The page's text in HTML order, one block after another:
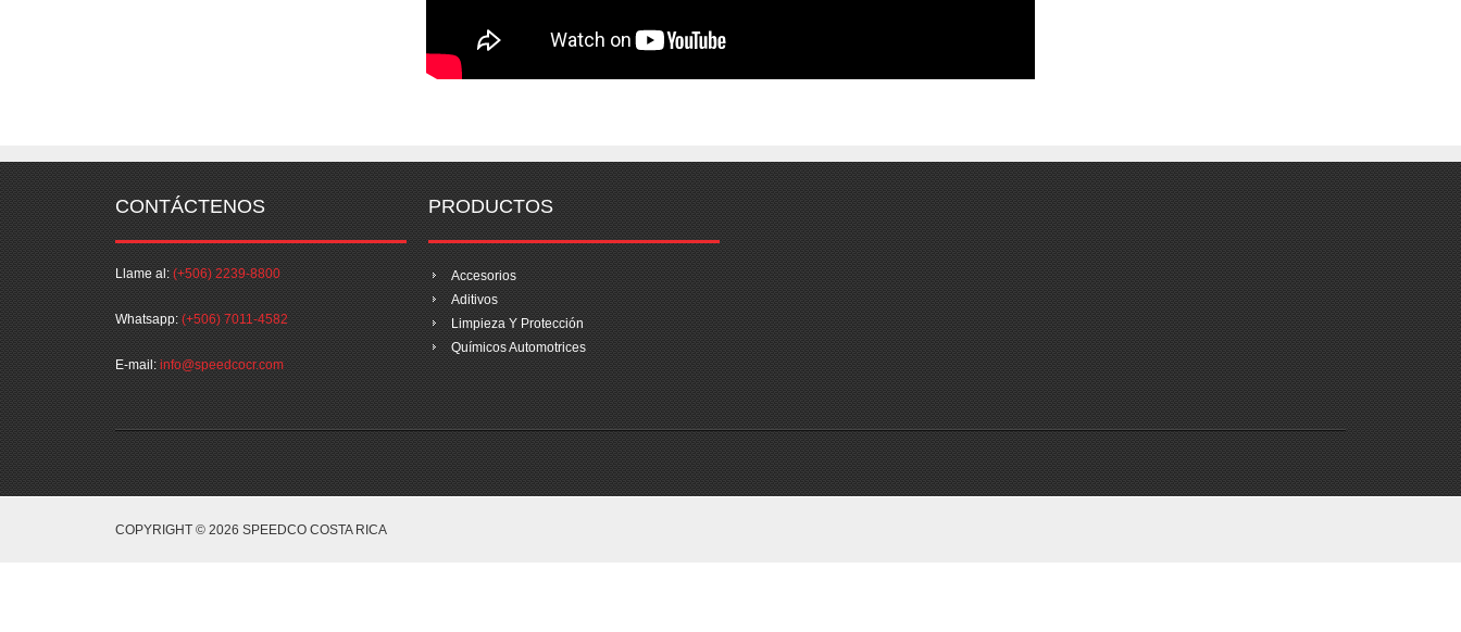
CONTÁCTENOS
Llame al: (+506) 2239-8800
Whatsapp: (+506) 7011-4582
E-mail: info@speedcocr.com
PRODUCTOS
Accesorios
Aditivos
Limpieza Y Protección
Químicos Automotrices
COPYRIGHT © 2026 SPEEDCO COSTA RICA